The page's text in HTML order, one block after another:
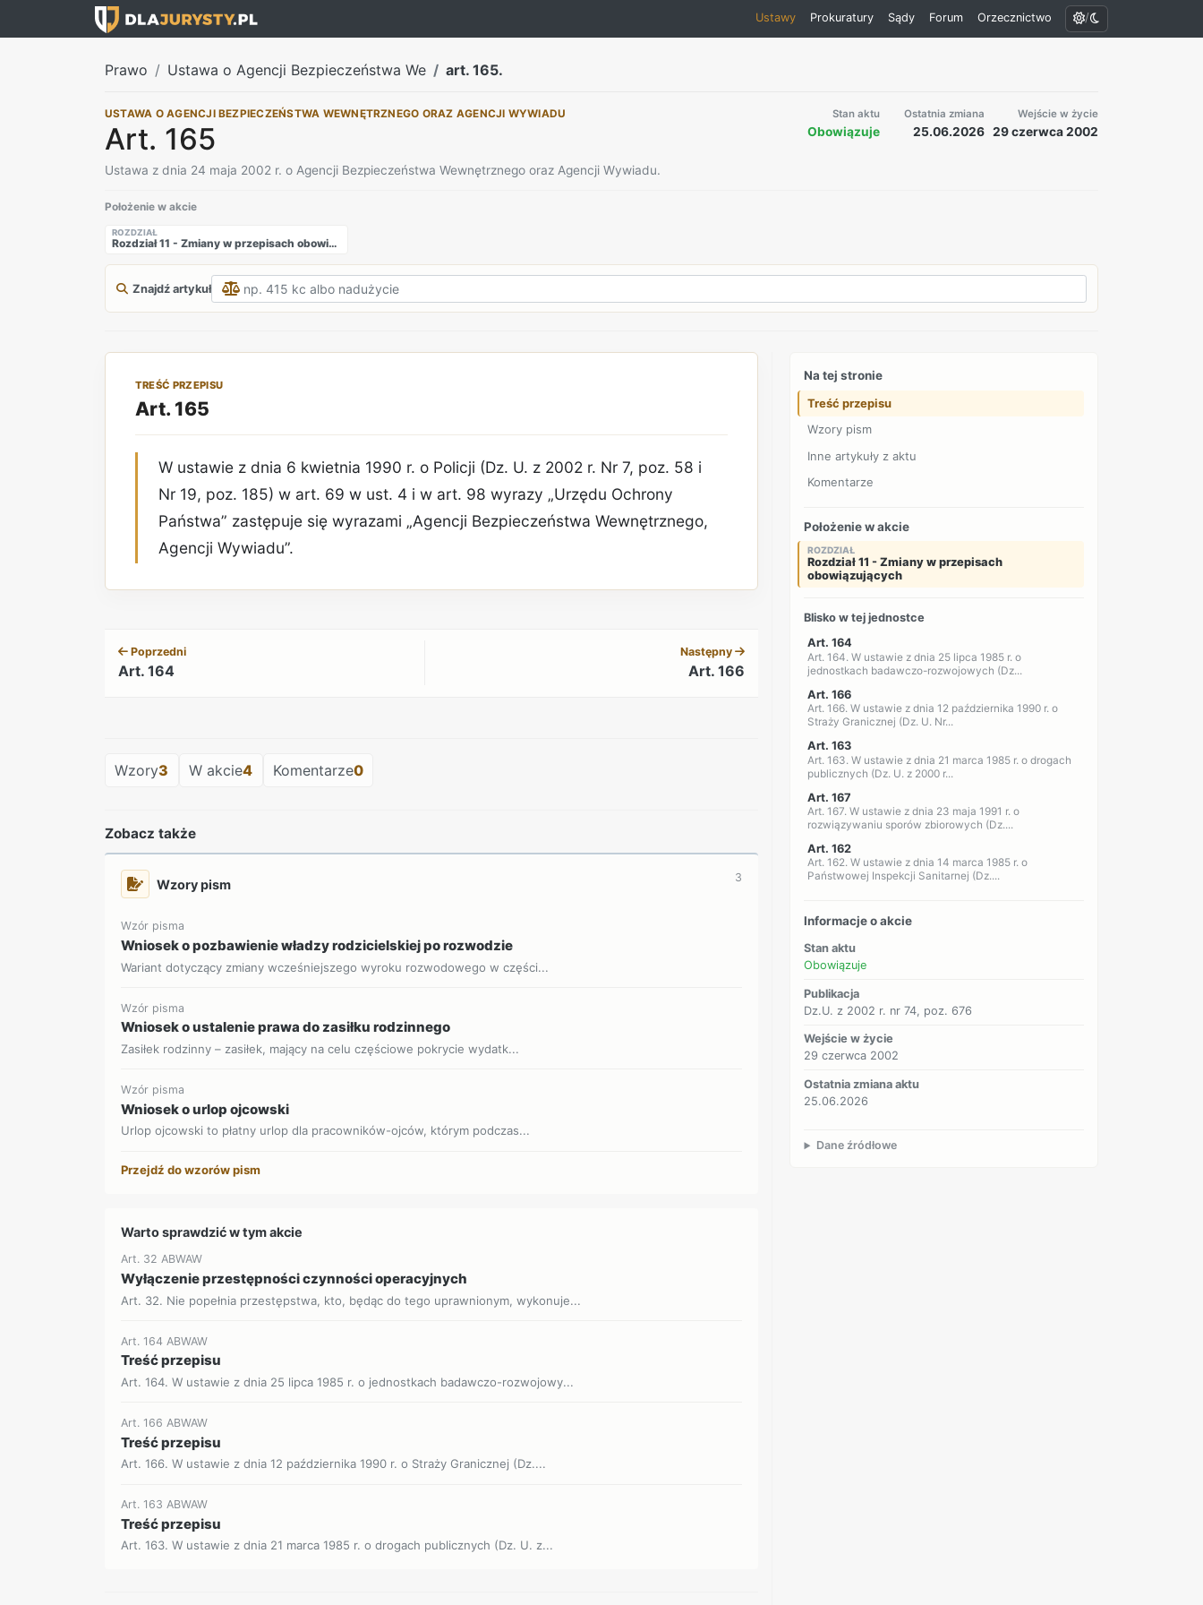
Ustawy Prokuratury Sądy Forum Orzecznictwo /
Prawo Ustawa o Agencji Bezpieczeństwa We art. 165.
USTAWA O AGENCJI BEZPIECZEŃSTWA WEWNĘTRZNEGO ORAZ AGENCJI WYWIADU
Art. 165
Ustawa z dnia 24 maja 2002 r. o Agencji Bezpieczeństwa Wewnętrznego oraz Agencji Wywiadu.
Stan aktu
Obowiązuje
Ostatnia zmiana
25.06.2026
Wejście w życie
29 czerwca 2002
Położenie w akcie
ROZDZIAŁ
Rozdział 11 - Zmiany w przepisach obowiązujących
Znajdź artykuł
TREŚĆ PRZEPISU
Art. 165
W ustawie z dnia 6 kwietnia 1990 r. o Policji (Dz. U. z 2002 r. Nr 7, poz. 58 i
Nr 19, poz. 185) w art. 69 w ust. 4 i w art. 98 wyrazy „Urzędu Ochrony
Państwa” zastępuje się wyrazami „Agencji Bezpieczeństwa Wewnętrznego,
Agencji Wywiadu”.
Poprzedni
Art. 164
Następny
Art. 166
Wzory3 W akcie4 Komentarze0
Zobacz także
Wzory pism 3
Wzór pisma
Wniosek o pozbawienie władzy rodzicielskiej po rozwodzie
Wariant dotyczący zmiany wcześniejszego wyroku rozwodowego w części...
Wzór pisma
Wniosek o ustalenie prawa do zasiłku rodzinnego
Zasiłek rodzinny – zasiłek, mający na celu częściowe pokrycie wydatk...
Wzór pisma
Wniosek o urlop ojcowski
Urlop ojcowski to płatny urlop dla pracowników-ojców, którym podczas...
Przejdź do wzorów pism
Warto sprawdzić w tym akcie
Art. 32 ABWAW
Wyłączenie przestępności czynności operacyjnych
Art. 32. Nie popełnia przestępstwa, kto, będąc do tego uprawnionym, wykonuje...
Art. 164 ABWAW
Treść przepisu
Art. 164. W ustawie z dnia 25 lipca 1985 r. o jednostkach badawczo-rozwojowy...
Art. 166 ABWAW
Treść przepisu
Art. 166. W ustawie z dnia 12 października 1990 r. o Straży Granicznej (Dz....
Art. 163 ABWAW
Treść przepisu
Art. 163. W ustawie z dnia 21 marca 1985 r. o drogach publicznych (Dz. U. z...
Na tej stronie
Treść przepisu
Wzory pism
Inne artykuły z aktu
Komentarze
Położenie w akcie
ROZDZIAŁ
Rozdział 11 - Zmiany w przepisach
obowiązujących
Blisko w tej jednostce
Art. 164
Art. 164. W ustawie z dnia 25 lipca 1985 r. o
jednostkach badawczo-rozwojowych (Dz...
Art. 166
Art. 166. W ustawie z dnia 12 października 1990 r. o
Straży Granicznej (Dz. U. Nr...
Art. 163
Art. 163. W ustawie z dnia 21 marca 1985 r. o drogach
publicznych (Dz. U. z 2000 r...
Art. 167
Art. 167. W ustawie z dnia 23 maja 1991 r. o
rozwiązywaniu sporów zbiorowych (Dz....
Art. 162
Art. 162. W ustawie z dnia 14 marca 1985 r. o
Państwowej Inspekcji Sanitarnej (Dz....
Informacje o akcie
Stan aktu
Obowiązuje
Publikacja
Dz.U. z 2002 r. nr 74, poz. 676
Wejście w życie
29 czerwca 2002
Ostatnia zmiana aktu
25.06.2026
Dane źródłowe